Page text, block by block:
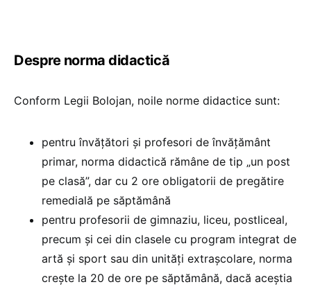
Despre norma didactică
Conform Legii Bolojan, noile norme didactice sunt:
pentru învățători și profesori de învățământ
primar, norma didactică rămâne de tip „un post
pe clasă”, dar cu 2 ore obligatorii de pregătire
remedială pe săptămână
pentru profesorii de gimnaziu, liceu, postliceal,
precum și cei din clasele cu program integrat de
artă și sport sau din unități extrașcolare, norma
crește la 20 de ore pe săptămână, dacă aceștia